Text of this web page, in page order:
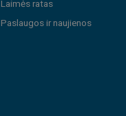
Laimės ratas
Paslaugos ir naujienos